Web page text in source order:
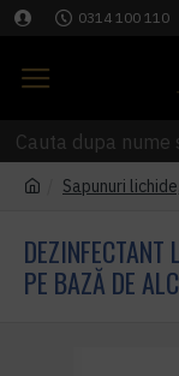
0314 100 110
Sapunuri
PE BAZĂ DE